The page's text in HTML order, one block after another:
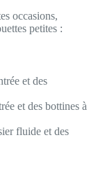
occasions,
petites :
et des
et des bottines à
fluide et des